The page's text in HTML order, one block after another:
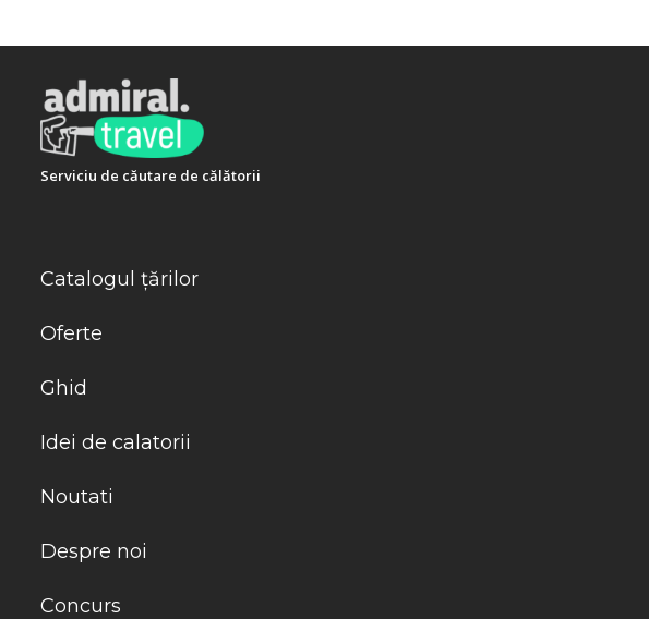
Serviciu de căutare de călătorii
Catalogul țărilor
Oferte
Ghid
Idei de calatorii
Noutati
Despre noi
Concurs